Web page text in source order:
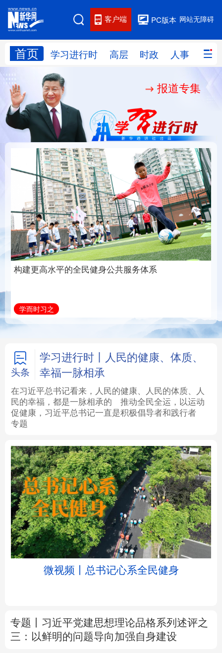
网站无障碍
PC版本
客户端
首页 学习进行时 高层 时政 人事 国际
网站地图
学习进行时 人事
国际 财经 网评
思客智库 全球连线 教育
科技 科创 量子 体育
文化 书画 健康 军事
访谈 视频 图片 政务
法律 中央文件 金融 汽车
食品 人居 信息化
能源 会展
公益 一带一路
文化产业
北京 天津 河北 山西
辽宁 吉林 上海 江苏
浙江 安徽 福建 江西
山东 河南 湖北 湖南
广西 海南
陕西 甘肃 青海 宁夏
新疆 内蒙古 黑龙江
报道专集
构建更高水平的全民健身公共服务体系
学而时习之
头条
学习进行时丨人民的健康、体质、
幸福一脉相承
在习近平总书记看来，人民的健康、人民的体质、人
民的幸福，都是一脉相承的
推动全民全运，以运动
促健康，习近平总书记一直是积极倡导者和践行者
专题
微视频丨总书记心系全民健身
专题丨 习近平党建思想理论品格系列述评之
三：以鲜明的问题导向加强自身建设